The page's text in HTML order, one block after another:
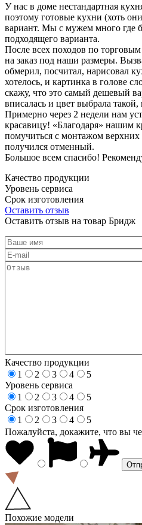
У нас в доме нестандартная
поэтому готовые кухни (хоть
вариант. Мы с мужем много где
подходящего варианта.
После всех походов по
на заказ под наши размеры.
обмерил, посчитал, нарисовал
хотелось, и картинка в голове
скажу, что это самый дешевый
вписалась и цвет выбрала такой,
Примерно через 2 недели нам
красавицу! «Благодаря» нашим
помучиться с монтажом верхних
получился отменный.
Большое всем спасибо!
Качество продукции
Уровень сервиса
Срок изготовления
Оставить отзыв
Оставить отзыв на товар Бридж
Качество продукции
1
2 3 4
5
Уровень сервиса
1
2 3 4
5
Срок изготовления
1
2 3 4
5
Пожалуйста, докажите, что вы
Похожие модели